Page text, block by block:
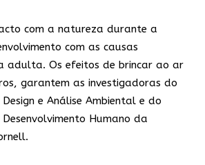
com a natureza durante a
com as causas
adulta. Os efeitos de brincar ao ar
garantem as investigadoras do
e Análise Ambiental e do
Humano da